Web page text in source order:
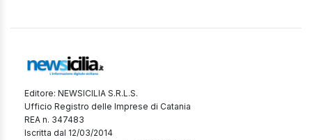
Editore: NEWSICILIA S.R.L.S.
Ufficio Registro delle Imprese di Catania
REA n. 347483
Iscritta dal 12/03/2014